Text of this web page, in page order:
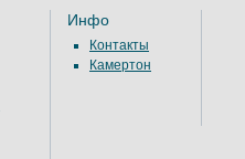
Инфо
Контакты
Камертон